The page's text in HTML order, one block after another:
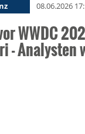
08.06.2026
WWDC
- Analysten